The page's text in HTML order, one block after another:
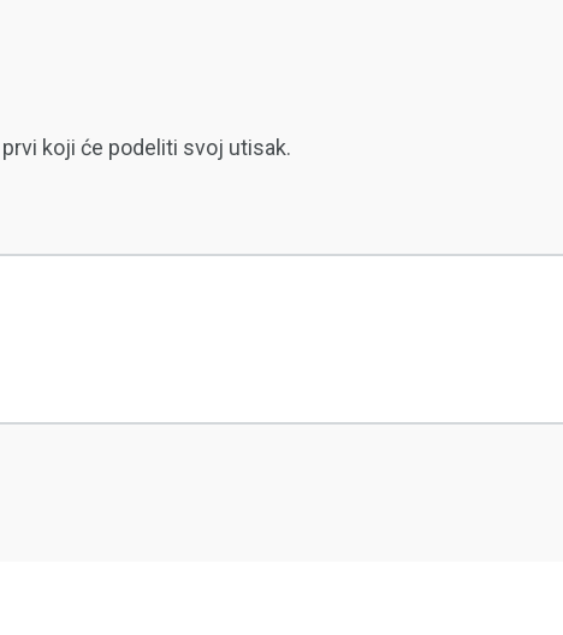
koji će podeliti svoj utisak.